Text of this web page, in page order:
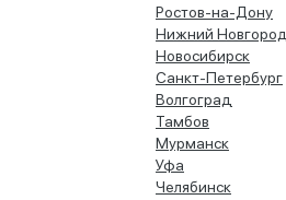
Ростов-на-Дону
Нижний Новгород
Новосибирск
Санкт-Петербург
Волгоград
Тамбов
Мурманск
Уфа
Челябинск